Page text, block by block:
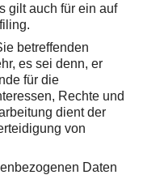
gilt auch für ein auf
betreffenden
es sei denn, er
für die
Rechte und
dient der
von
Daten